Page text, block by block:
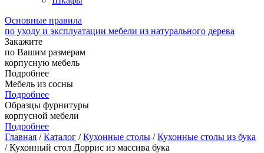
Основные правила
по уходу и эксплуатации мебели из натурального дерева
Закажите
по Вашим размерам
корпусную мебель
Подробнее
Мебель из сосны
Подробнее
Образцы фурнитуры
корпусной мебели
Подробнее
Главная /Каталог /Кухонные столы /Кухонные столы из бука
/ Кухонный стол Доррис из массива бука